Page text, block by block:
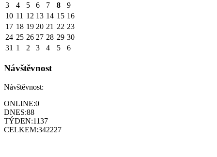
3
4 5 6 7 8
9
10 11 12 13 14 15 16
17 18 19 20 21 22 23
24 25 26 27 28 29 30
31 1 2 3 4 5 6
Návštěvnost
Návštěvnost:
ONLINE:0
DNES:88
TÝDEN:1137
CELKEM:342227